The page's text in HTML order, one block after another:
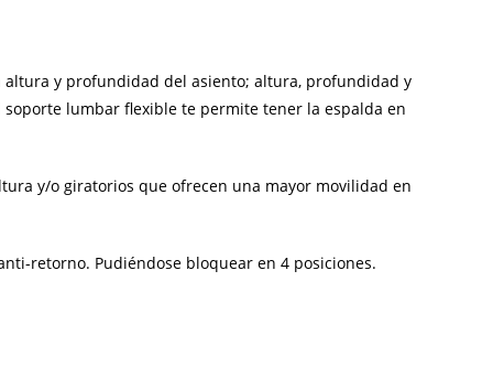
y profundidad del asiento; altura, profundidad y
lumbar flexible te permite tener la espalda en
y/o giratorios que ofrecen una mayor movilidad en
retorno. Pudiéndose bloquear en 4 posiciones.